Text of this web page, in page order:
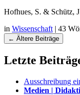
Hofhues, S. & Schütz,
in Wissenschaft | 43
Navigation
← Ältere Beiträge
Letzte
Ausschreibung
Medien |